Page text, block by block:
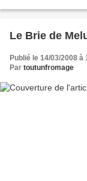
Le Brie de
Publié le 14/03/2008 à
Par toutunfromage